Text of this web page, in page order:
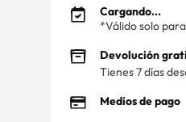
Cargando...
*Válido solo
Devolución
Tienes 7 días
Medios de pago